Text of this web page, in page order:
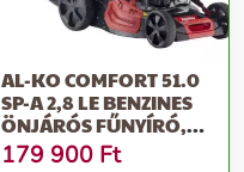
AL-KO COMFORT 51.0
SP-A 2,8 LE BENZINES
ÖNJÁRÓS FŰNYÍRÓ,
PIROS-FEKETE
179 900 Ft